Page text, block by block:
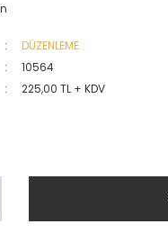
DÜZENLEME
10564
225,00 TL + KDV